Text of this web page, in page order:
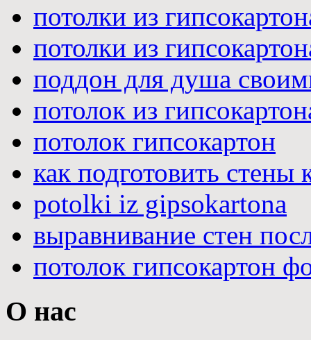
потолки из
потолки из
поддон для душа
потолок из
потолок гипсокартон
как подготовить стены
potolki iz gipsokartona
выравнивание стен
потолок гипсокартон
О нас